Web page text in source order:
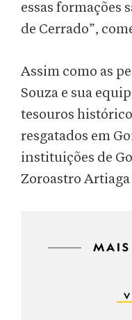
essas formações
de Cerrado”,
Assim como as
Souza e sua
tesouros
resgatados em
instituições de
Zoroastro
MAIS